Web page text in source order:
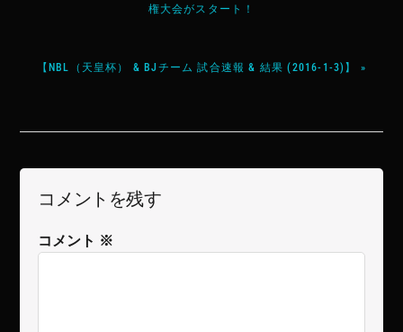
権大会がスタート！
【NBL（天皇杯） & BJチーム 試合速報 & 結果 (2016-1-3)】 »
コメントを残す
コメント ※